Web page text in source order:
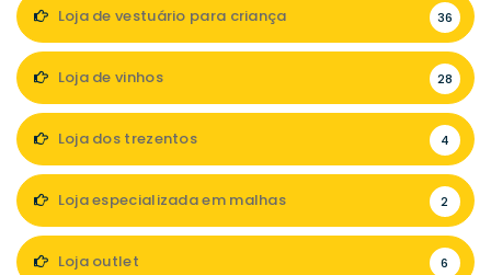
Loja de vestuário para criança 36
Loja de vinhos 28
Loja dos trezentos 4
Loja especializada em malhas 2
Loja outlet 6